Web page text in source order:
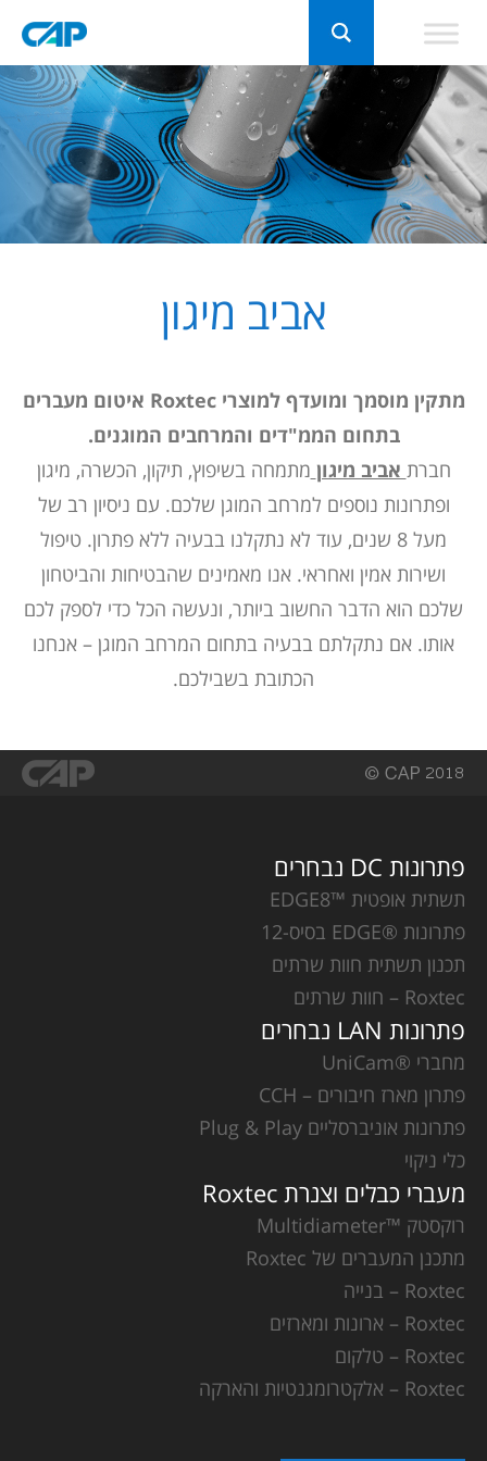
אביב מיגון
מתקין מוסמך ומועדף למוצרי Roxtec
איטום מעברים
בתחום הממ"דים והמרחבים המוגנים.
חברת אביב מיגון מתמחה בשיפוץ, תיקון, הכשרה, מיגון
ופתרונות נוספים למרחב המוגן שלכם. עם ניסיון רב של
מעל 8 שנים, עוד לא נתקלנו בבעיה ללא פתרון. טיפול
ושירות אמין ואחראי. אנו מאמינים שהבטיחות והביטחון
שלכם הוא הדבר החשוב ביותר, ונעשה הכל כדי לספק לכם
אותו. אם נתקלתם בבעיה בתחום המרחב המוגן – אנחנו
הכתובת בשבילכם.
פתרונות DC נבחרים
תשתית אופטית ™EDGE8
פתרונות ®EDGE בסיס-12
תכנון תשתית חוות שרתים
Roxtec – חוות שרתים
פתרונות LAN נבחרים
מחברי ®UniCam
פתרון מארז חיבורים – CCH
פתרונות אוניברסליים Plug & Play
כלי ניקוי
מעברי כבלים וצנרת Roxtec
רוקסטק ™Multidiameter
מתכנן המעברים של Roxtec
Roxtec – בנייה
Roxtec – ארונות ומארזים
Roxtec – טלקום
Roxtec – אלקטרומגנטיות והארקה